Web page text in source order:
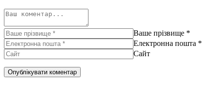
Ваше прізвище *
Електронна пошта *
Сайт